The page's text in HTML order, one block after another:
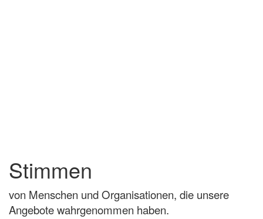
Stimmen
von Menschen und Organisationen, die unsere
Angebote wahrgenommen haben.